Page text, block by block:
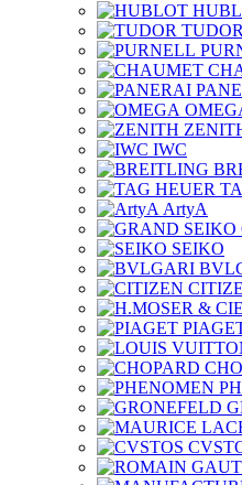
TUDOR
IWC
ArtyA
SEIKO